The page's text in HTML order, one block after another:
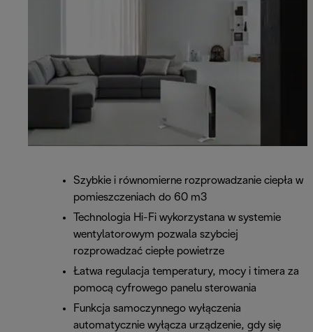
Szybkie i równomierne rozprowadzanie ciepła w
pomieszczeniach do 60 m3
Technologia Hi-Fi wykorzystana w systemie
wentylatorowym pozwala szybciej
rozprowadzać ciepłe powietrze
Łatwa regulacja temperatury, mocy i timera za
pomocą cyfrowego panelu sterowania
Funkcja samoczynnego wyłączenia
automatycznie wyłącza urządzenie, gdy się